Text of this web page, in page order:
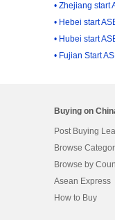
• Zhejiang start
• Hebei start
• Hubei start
• Fujian Start
Buying on
Post Buying
Browse
Browse by
Asean Express
How to Buy